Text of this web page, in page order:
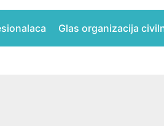
Glas organizacija